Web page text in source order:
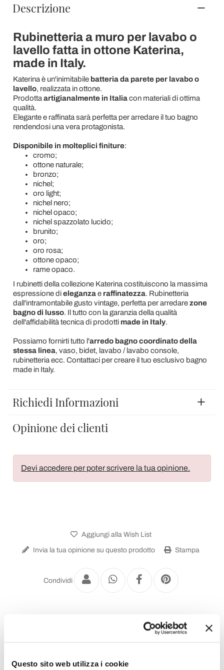
Questo sito web utilizza i cookie
Descrizione
Rubinetteria a muro per lavabo o
lavello fatta in ottone Katerina,
made in Italy.
Katerina è un'inimitabile batteria da parete per lavabo o
lavello, realizzata in ottone.
Prodotta artigianalmente in Italiacon materiali di ottima
qualità.
Elegante e raffinata sarà perfetta per arredare il tuo bagno
rendendosi una vera protagonista.
Disponibile in molteplici finiture:
cromo;
ottone naturale;
bronzo;
nichel;
oro light;
nichel nero;
nichel opaco;
nichel spazzolato lucido;
brunito;
oro;
oro rosa;
ottone opaco;
rame opaco.
I rubinetti della collezione Katerina costituiscono la massima
espressione dieleganzae raffinatezza. Rubinetteria
dall'intramontabile gusto vintage, perfetta per arredarezone
bagno di lusso. Il tutto con la garanzia della qualità
dell'affidabilità tecnica di prodotti made in Italy.
Possiamo fornirti tutto l'arredo bagno coordinato della
stessa linea, vaso, bidet, lavabo / lavabo console,
rubinetteria ecc. Contattaci per creare il tuo esclusivo bagno
made in Italy.
Richiedi Informazioni
Opinione dei clienti
Devi accedere per poter scrivere la tua opinione.
Aggiungi alla Wish List
Invia la tua opinione su questo prodotto Stampa
Condividi
Rubinetteria Lavabi